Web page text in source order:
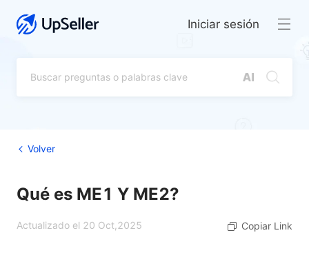
Iniciar sesión
Volver
Qué es ME1 Y ME2?
Actualizado el 20 Oct,2025 Copiar Link